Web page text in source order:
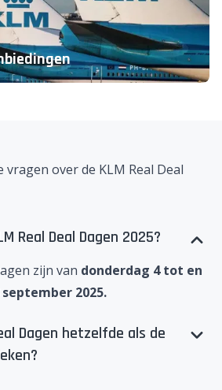
vragen over de KLM Real Deal
Real Deal Dagen 2025?
zijn van donderdag 4 tot en
2025.
Dagen hetzelfde als de